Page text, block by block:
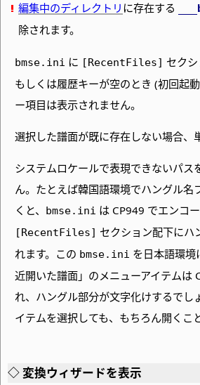
編集中のディレクトリ に存在する
除されます。
bmse.ini に [RecentFiles] セクシ
もしくは履歴キーが空のとき (初回起
ー項目は表示されません。
選択した譜面が既に存在しない場合、
システムロケールで表現できないパス
ん。たとえば韓国語環境でハングル名
くと、
bmse.ini は CP949 でエンコー
[RecentFiles] セクション配下にハ
れます。この bmse.ini を日本語環境
近開いた譜面」のメニューアイテムは
れ、ハングル部分が文字化けするでし
イテムを選択しても、もちろん開くこ
変換ウィザードを表示